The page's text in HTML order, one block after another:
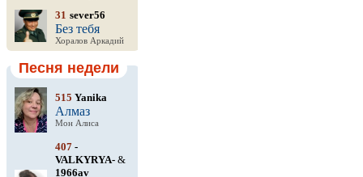
31 sever56
Без тебя
Хоралов Аркадий
Песня недели
515 Yanika
Алмаз
Мон Алиса
407 -
VALKYRYA- &
1966av